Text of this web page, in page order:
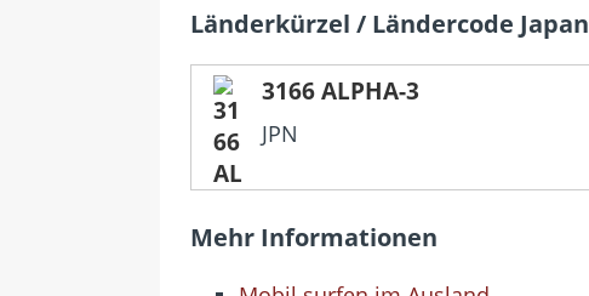
Länderkürzel / Ländercode Japan
3166 ALPHA-3
JPN
Mehr Informationen